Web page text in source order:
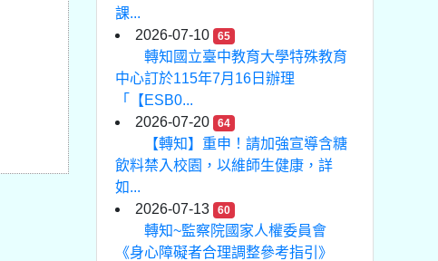
課...
2026-07-10
65
轉知國立臺中教育大學特殊教育
中心訂於115年7月16日辦理
「【ESB0...
2026-07-20
64
【轉知】重申！請加強宣導含糖
飲料禁入校園，以維師生健康，詳
如...
2026-07-13
60
轉知~監察院國家人權委員會
《身心障礙者合理調整參考指引》